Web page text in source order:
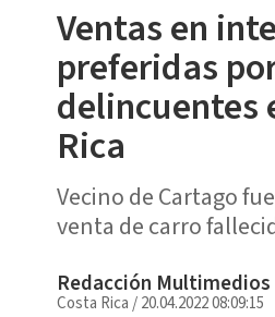
Ventas en
preferidas
delincuentes
Rica
Vecino de Cartago
venta de carro
Redacción Multimedios
Costa Rica /20.04.2022 08:09:15